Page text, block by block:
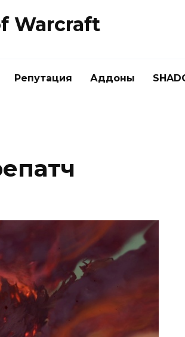
Warcraft
Репутация Аддоны